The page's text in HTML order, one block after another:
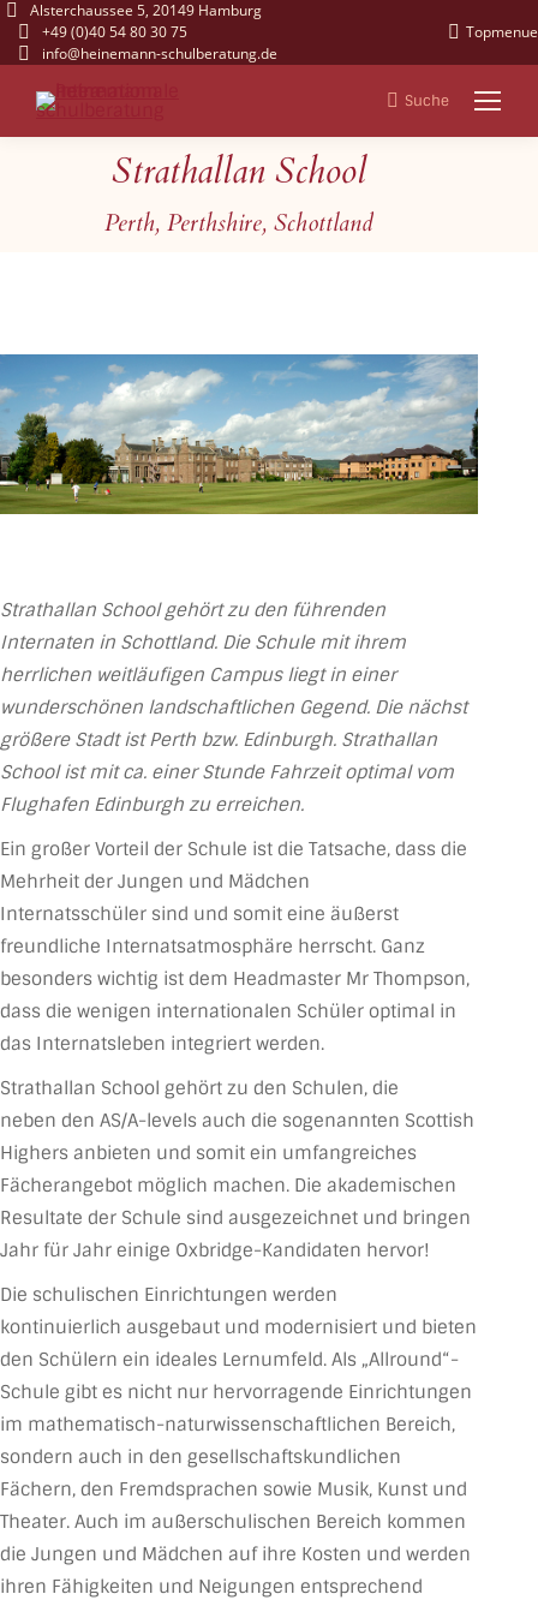
Alsterchaussee 5, 20149 Hamburg
+49 (0)40 54 80 30 75
info@heinemann-schulberatung.de
Topmenue
Search:
Suche
Strathallan School
Perth, Perthshire, Schottland
Strathallan School gehört zu den führenden
Internaten in Schottland. Die Schule mit ihrem
herrlichen weitläufigen Campus liegt in einer
wunderschönen landschaftlichen Gegend. Die nächst
größere Stadt ist Perth bzw. Edinburgh. Strathallan
School ist mit ca. einer Stunde Fahrzeit optimal vom
Flughafen Edinburgh zu erreichen.
Ein großer Vorteil der Schule ist die Tatsache, dass die
Mehrheit der Jungen und Mädchen
Internatsschüler sind und somit eine äußerst
freundliche Internatsatmosphäre herrscht. Ganz
besonders wichtig ist dem Headmaster Mr Thompson,
dass die wenigen internationalen Schüler optimal in
das Internatsleben integriert werden.
Strathallan School gehört zu den Schulen, die
neben den AS/A-levels auch die sogenannten Scottish
Highers anbieten und somit ein umfangreiches
Fächerangebot möglich machen. Die akademischen
Resultate der Schule sind ausgezeichnet und bringen
Jahr für Jahr einige Oxbridge-Kandidaten hervor!
Die schulischen Einrichtungen werden
kontinuierlich ausgebaut und modernisiert und bieten
den Schülern ein ideales Lernumfeld. Als „Allround“-
Schule gibt es nicht nur hervorragende Einrichtungen
im mathematisch-naturwissenschaftlichen Bereich,
sondern auch in den gesellschaftskundlichen
Fächern, den Fremdsprachen sowie Musik, Kunst und
Theater. Auch im außerschulischen Bereich kommen
die Jungen und Mädchen auf ihre Kosten und werden
ihren Fähigkeiten und Neigungen entsprechend